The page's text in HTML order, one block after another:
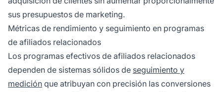
sus presupuestos de marketing.
Métricas de rendimiento y seguimiento en programas
de afiliados relacionados
Los programas efectivos de afiliados relacionados
dependen de sistemas sólidos de seguimiento y
medición que atribuyan con precisión las conversiones